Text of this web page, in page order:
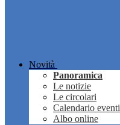
Novità
Panoramica
Le notizie
Le circolari
Calendario eventi
Albo online